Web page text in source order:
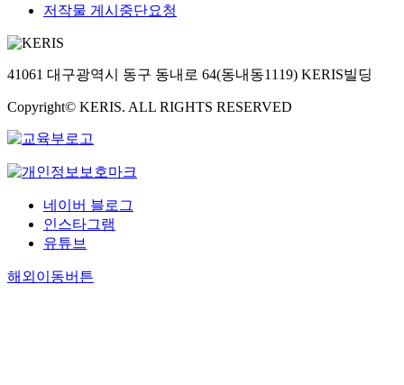
저작물 게시중단요청
41061 대구광역시 동구 동내로 64(동내동1119) KERIS빌딩
Copyright© KERIS. ALL RIGHTS RESERVED
네이버 블로그
인스타그램
유튜브
해외이동버튼